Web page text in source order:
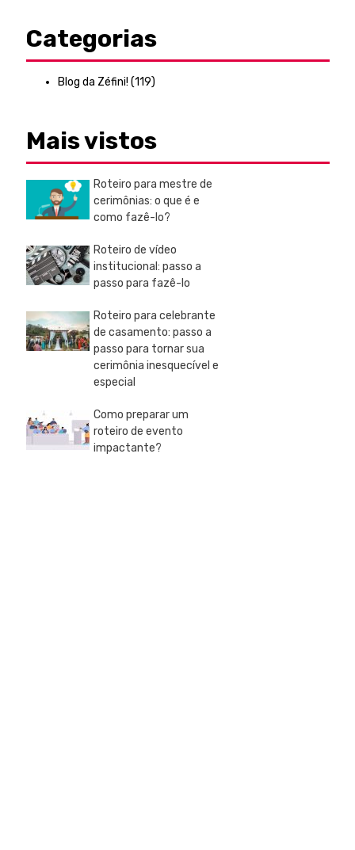
Categorias
Blog da Zéfini! (119)
Mais vistos
Roteiro para mestre de
cerimônias: o que é e
como fazê-lo?
Roteiro de vídeo
institucional: passo a
passo para fazê-lo
Roteiro para celebrante
de casamento: passo a
passo para tornar sua
cerimônia inesquecível e
especial
Como preparar um
roteiro de evento
impactante?